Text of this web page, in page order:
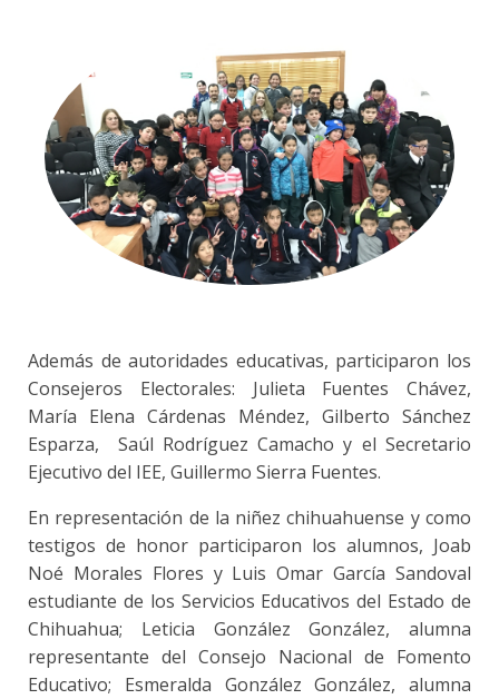
Además de autoridades educativas, participaron los
Consejeros Electorales: Julieta Fuentes Chávez,
María Elena Cárdenas Méndez, Gilberto Sánchez
Esparza, Saúl Rodríguez Camacho y el Secretario
Ejecutivo del IEE, Guillermo Sierra Fuentes.
En representación de la niñez chihuahuense y como
testigos de honor participaron los alumnos, Joab
Noé Morales Flores y Luis Omar García Sandoval
estudiante de los Servicios Educativos del Estado de
Chihuahua; Leticia González González, alumna
representante del Consejo Nacional de Fomento
Educativo; Esmeralda González González, alumna